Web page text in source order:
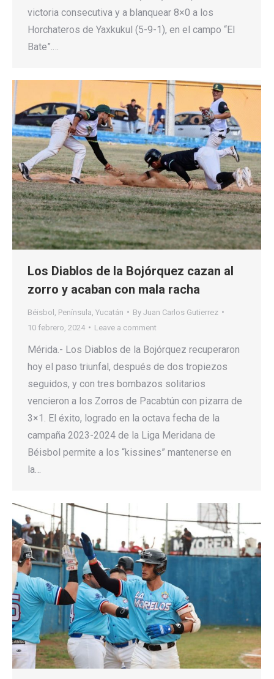
victoria consecutiva y a blanquear 8×0 a los
Horchateros de Yaxkukul (5-9-1), en el campo “El
Bate”.…
Los Diablos de la Bojórquez cazan al
zorro y acaban con mala racha
Béisbol Península Yucatán By Juan Carlos Gutierrez
10 febrero, 2024
Leave a comment
Mérida.- Los Diablos de la Bojórquez recuperaron
hoy el paso triunfal, después de dos tropiezos
seguidos, y con tres bombazos solitarios
vencieron a los Zorros de Pacabtún con pizarra de
3×1. El éxito, logrado en la octava fecha de la
campaña 2023-2024 de la Liga Meridana de
Béisbol permite a los “kissines” mantenerse en
la…